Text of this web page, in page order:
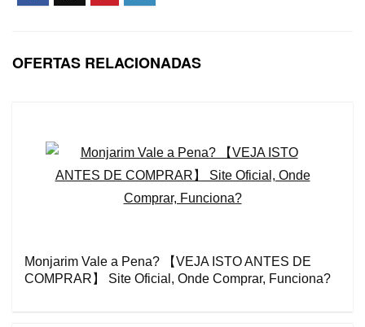
OFERTAS RELACIONADAS
Monjarim Vale a Pena? 【VEJA ISTO ANTES DE
COMPRAR】 Site Oficial, Onde Comprar, Funciona?